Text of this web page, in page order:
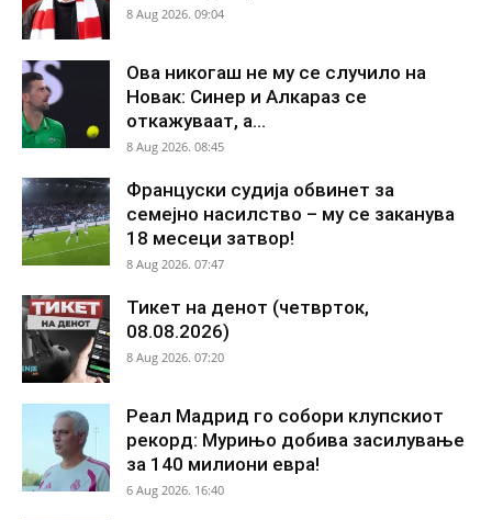
8 Aug 2026. 09:04
Ова никогаш не му се случило на
Новак: Синер и Алкараз се
откажуваат, а...
8 Aug 2026. 08:45
Француски судија обвинет за
семејно насилство – му се заканува
18 месеци затвор!
8 Aug 2026. 07:47
Тикет на денот (четврток,
08.08.2026)
8 Aug 2026. 07:20
Реал Мадрид го собори клупскиот
рекорд: Мурињо добива засилување
за 140 милиони евра!
6 Aug 2026. 16:40